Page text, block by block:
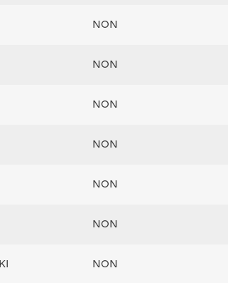
NON
NON
NON
NON
NON
NON
NON